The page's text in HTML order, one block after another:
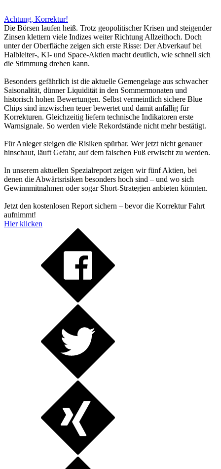
Achtung, Korrektur!
Die Börsen laufen heiß. Trotz geopolitischer Krisen und steigender
Zinsen klettern viele Indizes weiter Richtung Allzeithoch. Doch
unter der Oberfläche zeigen sich erste Risse: Der Abverkauf bei
Halbleiter-, KI- und Space-Aktien macht deutlich, wie schnell sich
die Stimmung drehen kann.
Besonders gefährlich ist die aktuelle Gemengelage aus schwacher
Saisonalität, dünner Liquidität in den Sommermonaten und
historisch hohen Bewertungen. Selbst vermeintlich sichere Blue
Chips sind inzwischen teuer bewertet und damit anfällig für
Korrekturen. Gleichzeitig liefern technische Indikatoren erste
Warnsignale. So werden viele Rekordstände nicht mehr bestätigt.
Für Anleger steigen die Risiken spürbar. Wer jetzt nicht genauer
hinschaut, läuft Gefahr, auf dem falschen Fuß erwischt zu werden.
In unserem aktuellen Spezialreport zeigen wir fünf Aktien, bei
denen die Abwärtsrisiken besonders hoch sind – und wo sich
Gewinnmitnahmen oder sogar Short-Strategien anbieten könnten.
Jetzt den kostenlosen Report sichern – bevor die Korrektur Fahrt
aufnimmt!
Hier klicken